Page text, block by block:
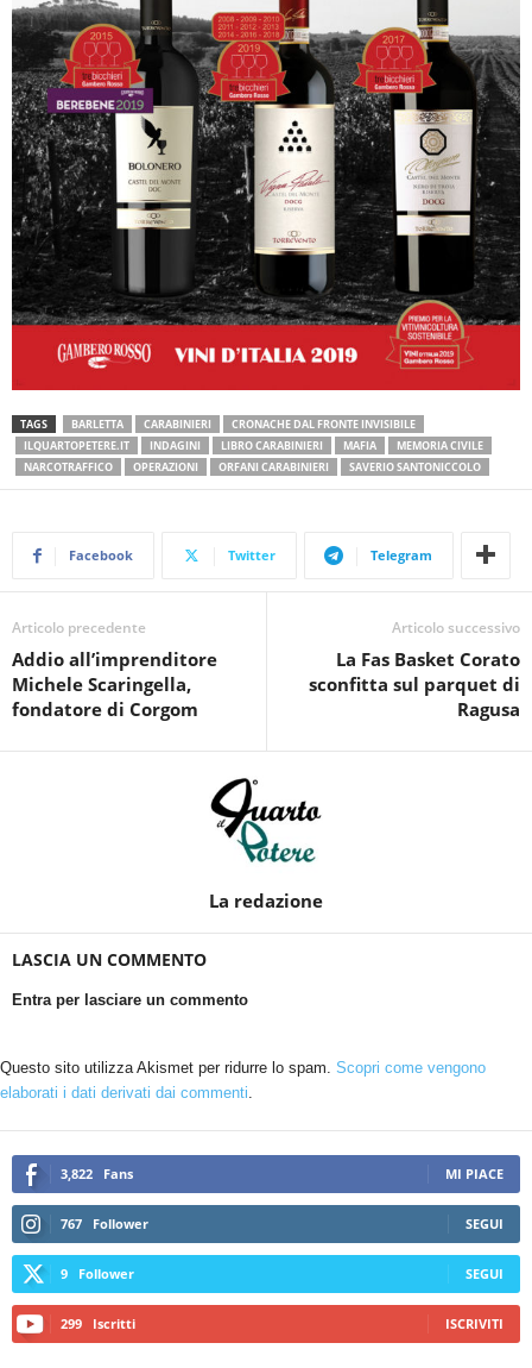
TAGS BARLETTA CARABINIERI
CRONACHE DAL FRONTE INVISIBILE
ILQUARTOPETERE.IT
INDAGINI LIBRO CARABINIERI MAFIA
MEMORIA CIVILE
NARCOTRAFFICO
OPERAZIONI ORFANI CARABINIERI SAVERIO SANTONICCOLO
Facebook Twitter Telegram
Articolo precedente
Addio all’imprenditore
Michele Scaringella,
fondatore di Corgom
Articolo successivo
La Fas Basket Corato
sconfitta sul parquet di
Ragusa
La redazione
LASCIA UN COMMENTO
Entra per lasciare un commento
Questo sito utilizza Akismet per ridurre lo spam. Scopri come vengono
elaborati i dati derivati dai commenti
3,822 Fans MI PIACE
767 Follower SEGUI
9 Follower SEGUI
299 Iscritti ISCRIVITI